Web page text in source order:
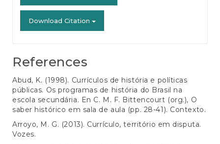
Download Citation
References
Abud, K. (1998). Currículos de história e políticas
públicas. Os programas de história do Brasil na
escola secundária. En C. M. F. Bittencourt (org.), O
saber histórico em sala de aula (pp. 28-41). Contexto.
Arroyo, M. G. (2013). Currículo, território em disputa.
Vozes.